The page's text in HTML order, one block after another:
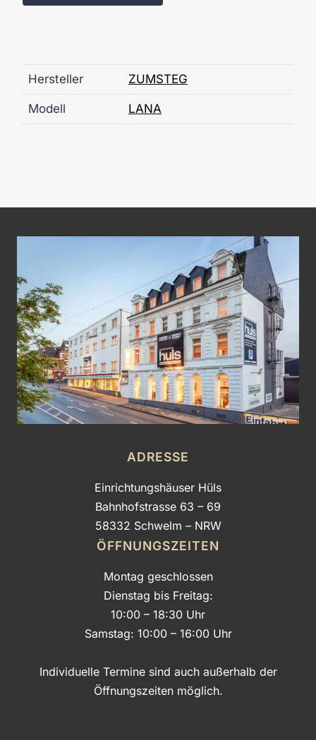
Hersteller ZUMSTEG
Modell LANA
ADRESSE
Einrichtungshäuser Hüls
Bahnhofstrasse 63 – 69
58332 Schwelm – NRW
ÖFFNUNGSZEITEN
Montag geschlossen
Dienstag bis Freitag:
10:00 – 18:30 Uhr
Samstag: 10:00 – 16:00 Uhr
Individuelle Termine sind auch außerhalb der
Öffnungszeiten möglich.